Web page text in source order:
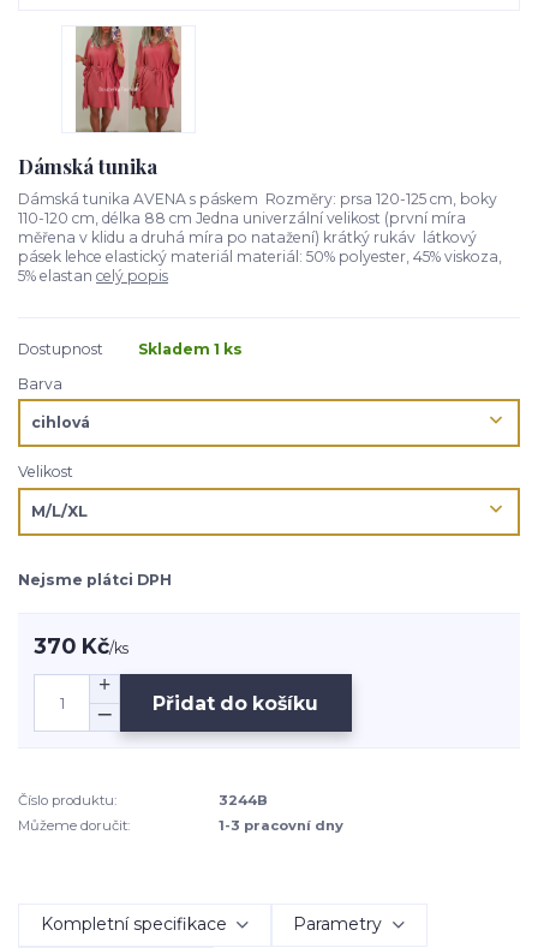
Dámská tunika
Dámská tunika AVENA s páskem Rozměry: prsa 120-125 cm, boky
110-120 cm, délka 88 cm Jedna univerzální velikost (první míra
měřena v klidu a druhá míra po natažení) krátký rukáv látkový
pásek lehce elastický materiál materiál: 50% polyester, 45% viskoza,
5% elastan celý popis
Dostupnost
Skladem 1 ks
Barva
Velikost
Nejsme plátci DPH
370 Kč/ks
Přidat do košíku
Číslo produktu:
3244B
Můžeme doručit:
1-3 pracovní dny
Kompletní specifikace Parametry